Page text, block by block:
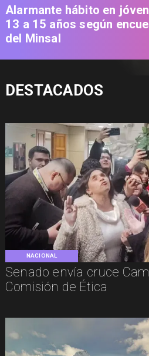
NACIONAL
Senado envía cruce
Comisión de Ética
Alarmante hábito en
13 a 15 años según
del Minsal
DESTACADOS